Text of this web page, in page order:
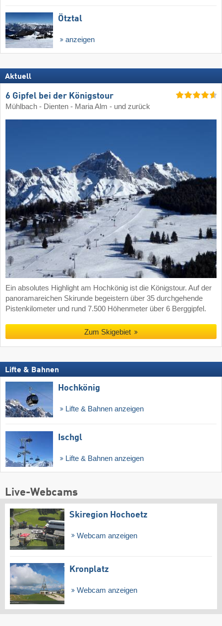
Ötztal
anzeigen
Aktuell
6 Gipfel bei der Königstour
Mühlbach - Dienten - Maria Alm - und zurück
Ein absolutes Highlight am Hochkönig ist die Königstour. Auf der
panoramareichen Skirunde begeistern über 35 durchgehende
Pistenkilometer und rund 7.500 Höhenmeter über 6 Berggipfel.
Zum Skigebiet
Lifte & Bahnen
Hochkönig
Lifte & Bahnen anzeigen
Ischgl
Lifte & Bahnen anzeigen
Live-Webcams
Skiregion Hochoetz
Webcam anzeigen
Kronplatz
Webcam anzeigen